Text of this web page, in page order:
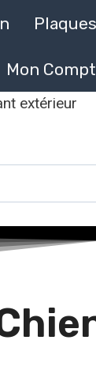
Mon
extérieur